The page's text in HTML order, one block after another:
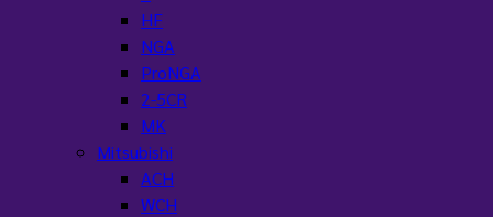
HF
NGA
ProNGA
2-5CR
MK
Mitsubishi
ACH
WCH